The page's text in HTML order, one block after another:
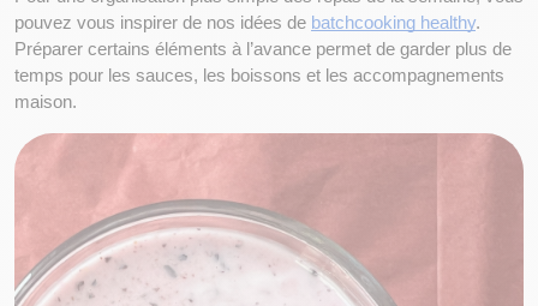
pouvez vous inspirer de nos idées de batchcooking healthy.
Préparer certains éléments à l’avance permet de garder plus de
temps pour les sauces, les boissons et les accompagnements
maison.